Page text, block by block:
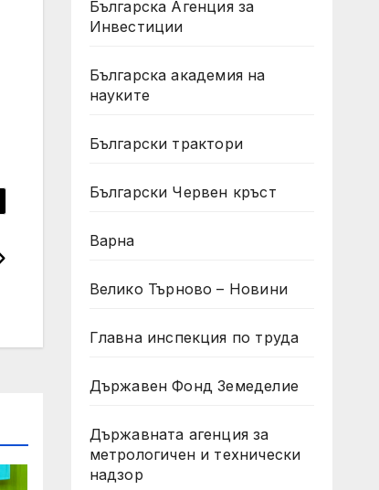
Българска Агенция за
Инвестиции
Българска академия на
науките
Български трактори
Български Червен кръст
Варна
Велико Търново – Новини
Главна инспекция по труда
Държавен Фонд Земеделие
Държавната агенция за
метрологичен и технически
надзор